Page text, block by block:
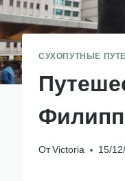
СУХОПУТНЫЕ
От Victoria 15/